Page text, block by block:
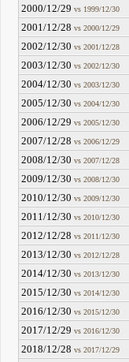
2000/12/29 vs 1999/12/30
2001/12/28 vs 2000/12/29
2002/12/30 vs 2001/12/28
2003/12/30 vs 2002/12/30
2004/12/30 vs 2003/12/30
2005/12/30 vs 2004/12/30
2006/12/29 vs 2005/12/30
2007/12/28 vs 2006/12/29
2008/12/30 vs 2007/12/28
2009/12/30 vs 2008/12/30
2010/12/30 vs 2009/12/30
2011/12/30 vs 2010/12/30
2012/12/28 vs 2011/12/30
2013/12/30 vs 2012/12/28
2014/12/30 vs 2013/12/30
2015/12/30 vs 2014/12/30
2016/12/30 vs 2015/12/30
2017/12/29 vs 2016/12/30
2018/12/28 vs 2017/12/29